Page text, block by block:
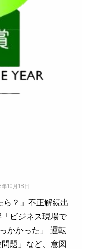
10月18日
ら？」不正解続出
ビジネス現場で
かかった」 運転
題」など、意図